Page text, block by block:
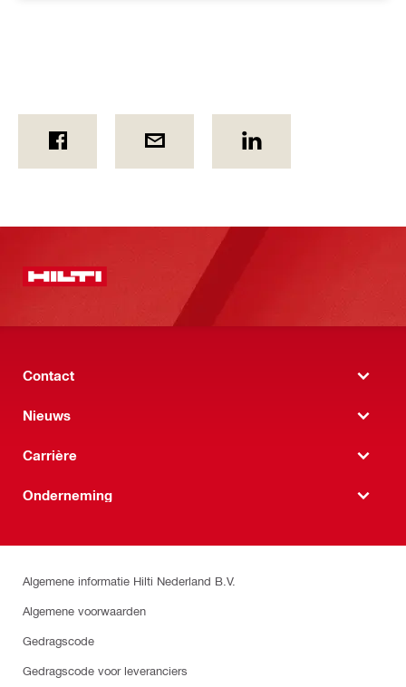
Contact
Nieuws
Carrière
Onderneming
Algemene informatie Hilti Nederland B.V.
Algemene voorwaarden
Gedragscode
Gedragscode voor leveranciers